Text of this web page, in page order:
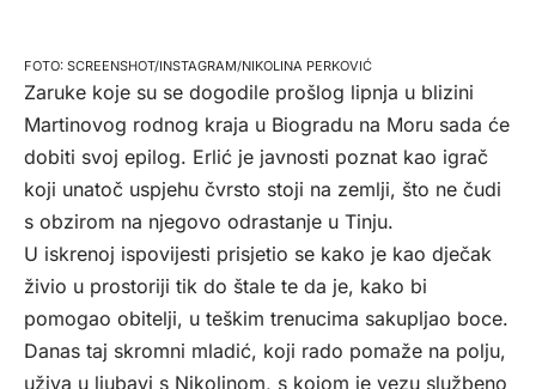
SCREENSHOT/INSTAGRAM/NIKOLINA PERKOVIĆ
Zaruke koje su se dogodile prošlog lipnja u blizini
Martinovog rodnog kraja u Biogradu na Moru sada će
dobiti svoj epilog. Erlić je javnosti poznat kao igrač
koji unatoč uspjehu čvrsto stoji na zemlji, što ne čudi
s obzirom na njegovo odrastanje u Tinju.
U iskrenoj ispovijesti prisjetio se kako je kao dječak
živio u prostoriji tik do štale te da je, kako bi
pomogao obitelji, u teškim trenucima sakupljao boce.
Danas taj skromni mladić, koji rado pomaže na polju,
uživa u ljubavi s Nikolinom, s kojom je vezu službeno